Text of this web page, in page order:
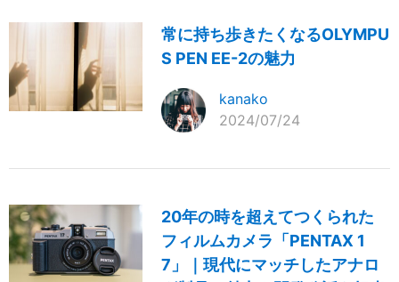
常に持ち歩きたくなるOLYMPU
S PEN EE-2の魅力
kanako
2024/07/24
20年の時を超えてつくられた
フィルムカメラ「PENTAX 1
7」｜現代にマッチしたアナロ